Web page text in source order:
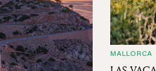
MALLORCA